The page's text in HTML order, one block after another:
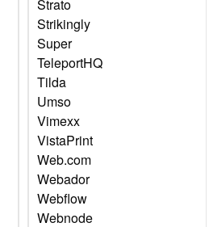
Strato
Strikingly
Super
TeleportHQ
Tilda
Umso
Vimexx
VistaPrint
Web.com
Webador
Webflow
Webnode